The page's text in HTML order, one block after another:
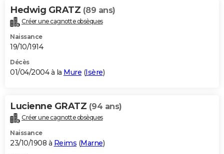
Hedwig GRATZ (89 ans)
Créer une cagnotte obsèques
Naissance
19/10/1914
Décès
01/04/2004 à la Mure (Isère)
Lucienne GRATZ (94 ans)
Créer une cagnotte obsèques
Naissance
23/10/1908 à Reims (Marne)